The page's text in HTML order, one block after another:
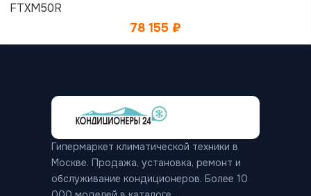
FTXM50R
78 155 ₽
Гипермаркет климатической техники в
Москве. Продажа, установка, ремонт и
обслуживание кондиционеров. Более 10